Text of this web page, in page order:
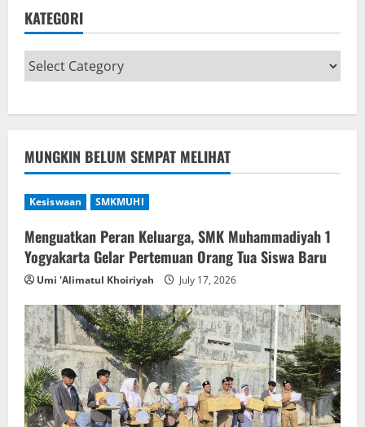
KATEGORI
MUNGKIN BELUM SEMPAT MELIHAT
Kesiswaan SMKMUHI
Menguatkan Peran Keluarga, SMK Muhammadiyah 1
Yogyakarta Gelar Pertemuan Orang Tua Siswa Baru
Umi 'Alimatul Khoiriyah July 17, 2026